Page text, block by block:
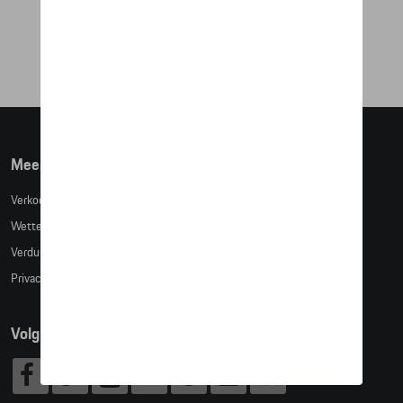
Meer info
Verkoopsvoorwaarden
Wettelijke bepalingen
Verduidelijking kledingmaten
Privacybeleid
Volg Ons